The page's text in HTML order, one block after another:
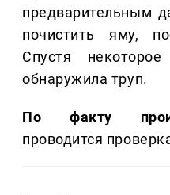
предварительным
почистить яму,
Спустя
обнаружила труп.
По факту
проводится